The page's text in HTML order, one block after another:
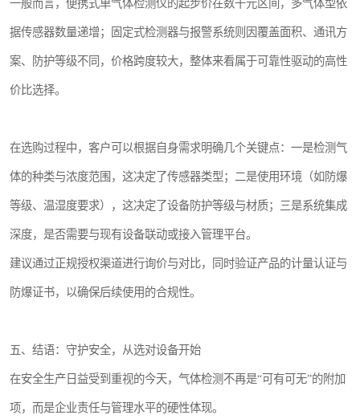
一般而言，便携式单气体检测仪的起步价在数千元区间，多气体型依
据传感器数量递增；固定式检测器与报警系统则因覆盖面积、通讯方
案、防护等级不同，价格跨度较大，整体来看属于可靠性驱动的高性
价比选择。
在选购过程中，客户可以根据自身需求明确几个关键点：一是检测气
体的种类与浓度范围，这决定了传感器类型；二是使用环境（如防爆
等级、温湿度要求），这决定了设备防护等级与材质；三是系统集成
深度，是否需要与现有设备联动或接入管理平台。
建议通过正规授权渠道进行询价与对比，同时验证产品的计量认证与
防爆证书，以确保后续使用的合规性。
五、结语：守护安全，从选对设备开始
在安全生产日益受到重视的今天，气体检测不再是“可有可无”的附加
项，而是企业责任与管理水平的硬性体现。